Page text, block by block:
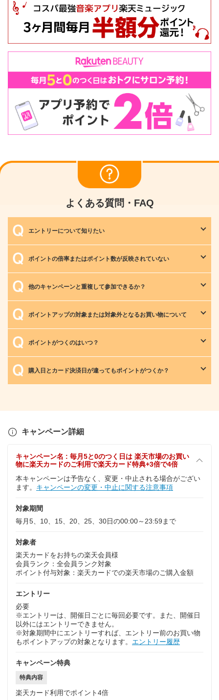
よくある質問・FAQ
エントリーについて知りたい
ポイントの倍率またはポイント数が反映されていない
他のキャンペーンと重複して参加できるか？
ポイントアップの対象または対象外となるお買い物について
ポイントがつくのはいつ？
購入日とカード決済日が違ってもポイントがつくか？
キャンペーン詳細
キャンペーン名 : 毎月5と0のつく日は 楽天市場のお買い
物に楽天カードのご利用で楽天カード特典+3倍で4倍
本キャンペーンは予告なく、変更・中止される場合がござい
ます。 キャンペーンの変更・中止に関する注意事項
対象期間
毎月5、10、15、20、25、30日の00:00～23:59まで
対象者
楽天カードをお持ちの楽天会員様
会員ランク：全会員ランク対象
ポイント付与対象：楽天カードでの楽天市場のご購入金額
エントリー
必要
※エントリーは、開催日ごとに毎回必要です。また、開催日
以外にはエントリーできません。
※対象期間中にエントリーすれば、エントリー前のお買い物
もポイントアップの対象となります。 エントリー履歴
キャンペーン特典
特典内容
楽天カード利用でポイント4倍